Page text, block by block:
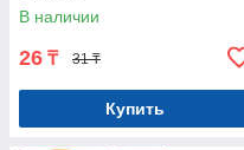
В наличии
26 ₸ 31 ₸
Купить